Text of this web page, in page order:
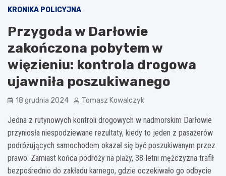
KRONIKA POLICYJNA
Przygoda w Darłowie
zakończona pobytem w
więzieniu: kontrola drogowa
ujawniła poszukiwanego
18 grudnia 2024 Tomasz Kowalczyk
Jedna z rutynowych kontroli drogowych w nadmorskim Darłowie
przyniosła niespodziewane rezultaty, kiedy to jeden z pasażerów
podróżujących samochodem okazał się być poszukiwanym przez
prawo. Zamiast końca podróży na plaży, 38-letni mężczyzna trafił
bezpośrednio do zakładu karnego, gdzie oczekiwało go odbycie